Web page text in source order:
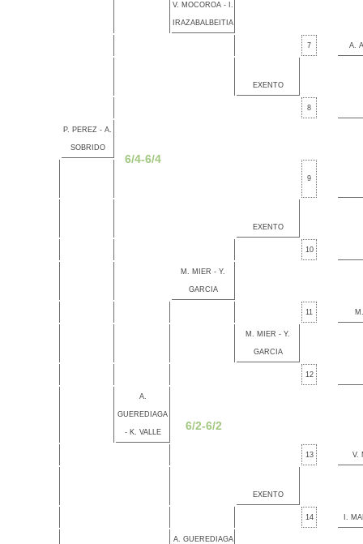
V. MOCOROA - I.
IRAZABALBEITIA
7 A.
EXENTO
8
P. PEREZ - A.
SOBRIDO
6/4-6/4
9
EXENTO
10
M. MIER - Y.
GARCIA
11
M. MIER - Y.
GARCIA
12
A.
GUEREDIAGA
- K. VALLE 6/2-6/2
13 V.
EXENTO
14 I.
A. GUEREDIAGA